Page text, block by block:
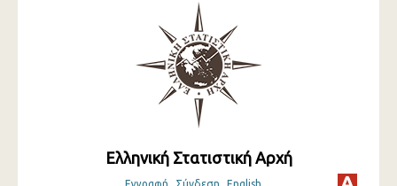
Ελληνική Στατιστική Αρχή